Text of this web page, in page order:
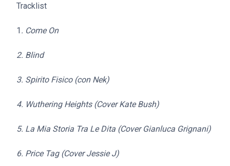
Tracklist
1. Come On
2. Blind
3. Spirito Fisico (con Nek)
4. Wuthering Heights (Cover Kate Bush)
5. La Mia Storia Tra Le Dita (Cover Gianluca Grignani)
6. Price Tag (Cover Jessie J)